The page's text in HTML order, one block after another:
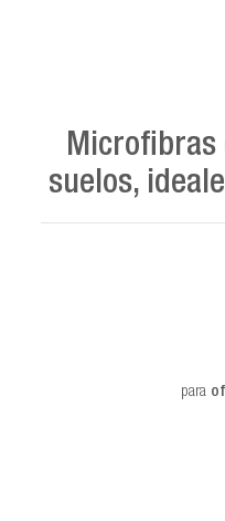
Microfibras
suelos,
para